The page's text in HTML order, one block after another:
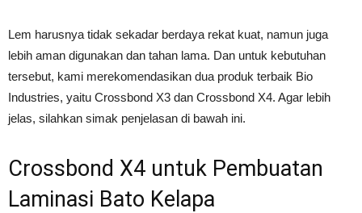
Lem harusnya tidak sekadar berdaya rekat kuat, namun juga
lebih aman digunakan dan tahan lama. Dan untuk kebutuhan
tersebut, kami merekomendasikan dua produk terbaik Bio
Industries, yaitu Crossbond X3 dan Crossbond X4. Agar lebih
jelas, silahkan simak penjelasan di bawah ini.
Crossbond X4 untuk Pembuatan
Laminasi Bato Kelapa